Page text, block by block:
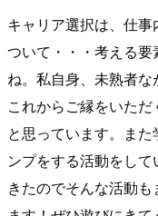
キャリア選択は、仕
ついて・・・考える
ね。私自身、未熟者な
これからご縁をいた
と思っています。ま
ンプをする活動をし
きたのでそんな活動